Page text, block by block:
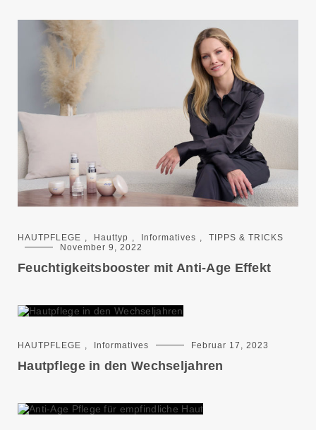
HAUTPFLEGE , Hauttyp , Informatives ,
TIPPS & TRICKS
November 9, 2022
Feuchtigkeitsbooster mit Anti-Age Effekt
HAUTPFLEGE , Informatives Februar 17, 2023
Hautpflege in den Wechseljahren